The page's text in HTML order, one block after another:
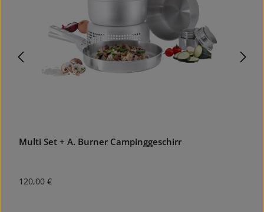
Multi Set + A. Burner Campinggeschirr
Regulärer Preis:
120,00 €